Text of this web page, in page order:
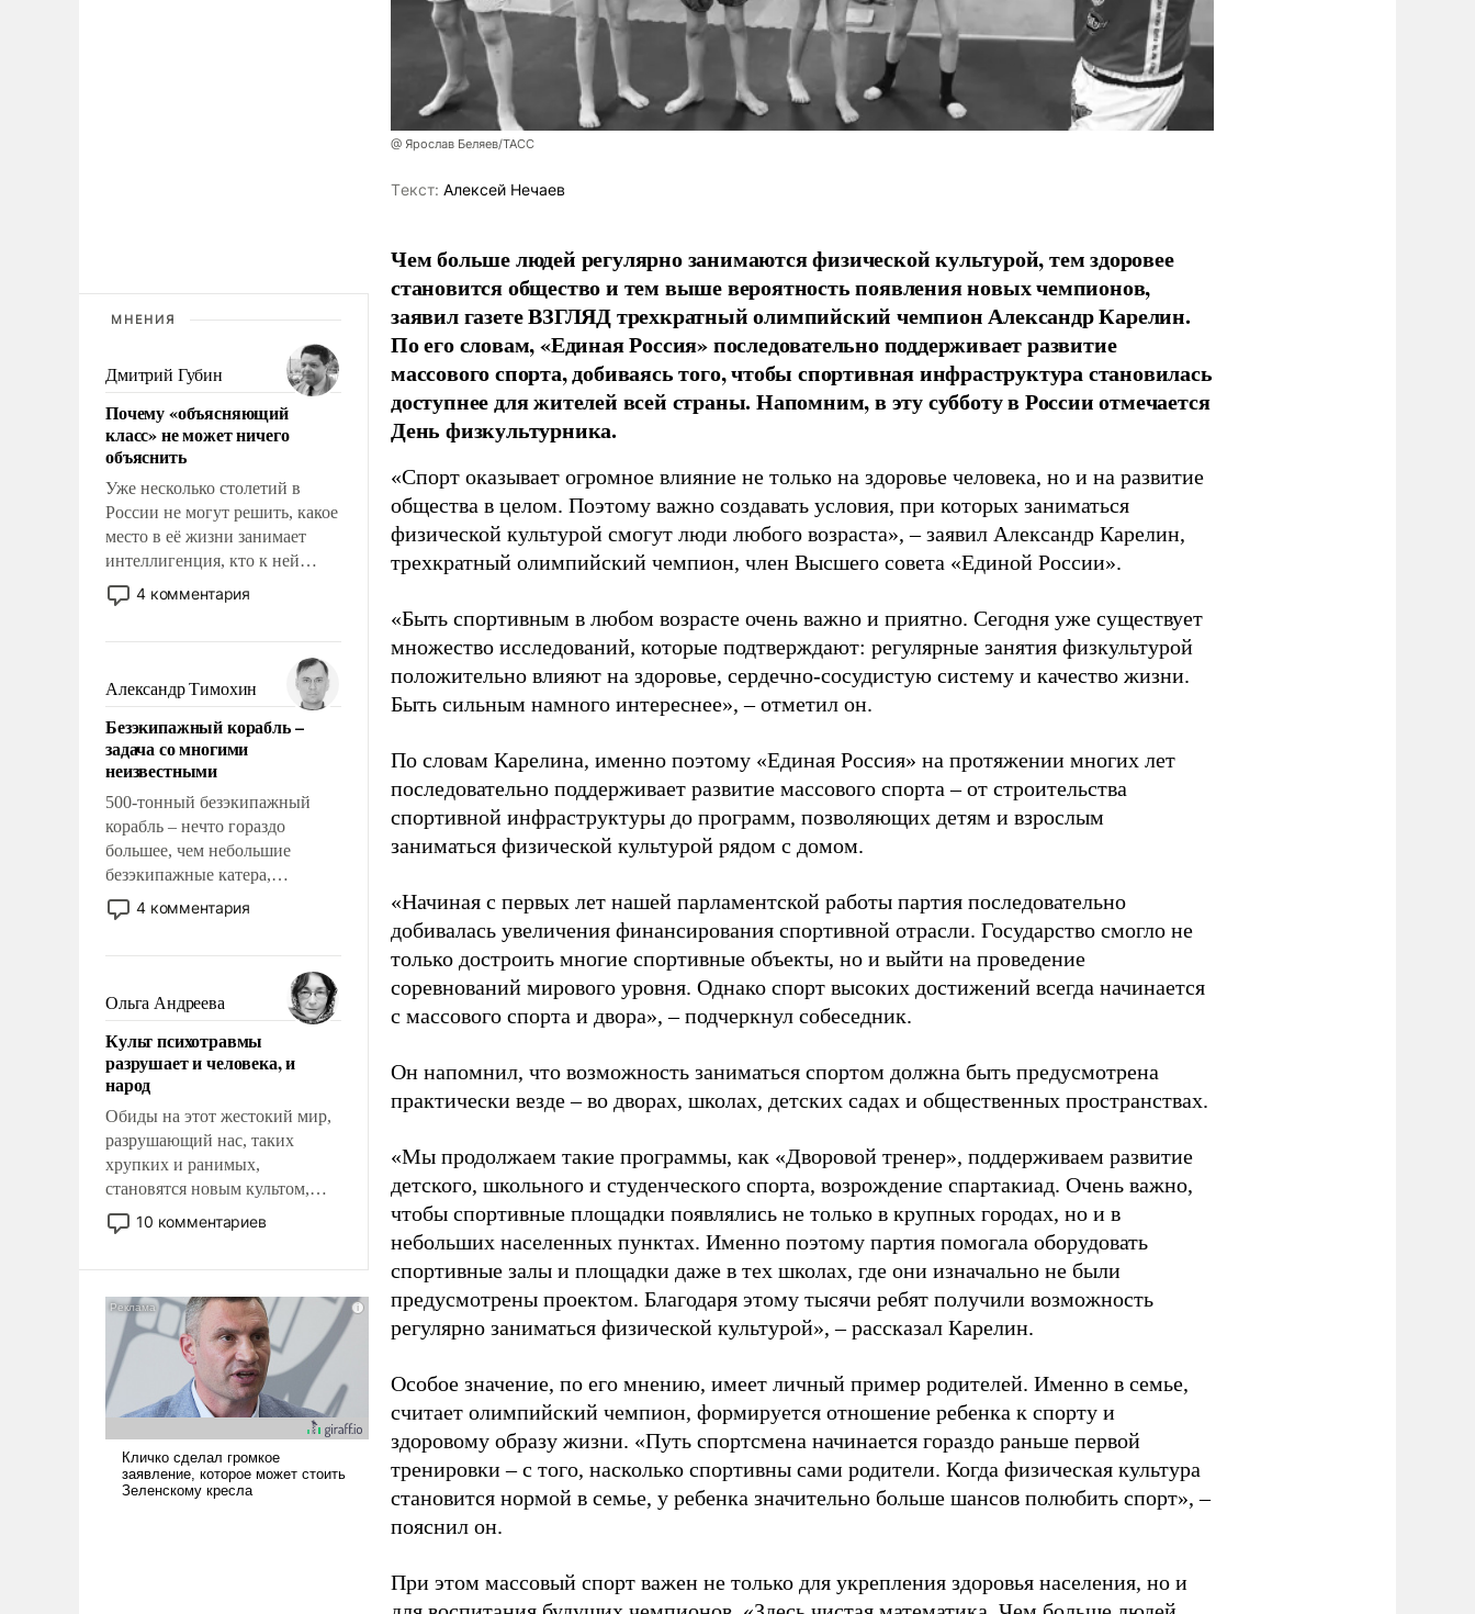
МНЕНИЯ
Дмитрий Губин
Почему «объясняющий
класс» не может ничего
объяснить
Уже несколько столетий в
России не могут решить, какое
место в её жизни занимает
интеллигенция, кто к ней
принадлежит, а кого из неё
исключили с правом
чем она отличается от просто
образованных людей. Иногда
казалось, что эти вопросы
решены раз и навсегда, но –
нет, не решены.
4 комментария
Александр Тимохин
Безэкипажный корабль –
задача со многими
неизвестными
500-тонный безэкипажный
корабль – нечто гораздо
большее, чем небольшие
безэкипажные катера,
применение которых уже
стало обыденностью. Задача по
сложна и амбициозна. Однако
и ее реализация радикально
поднимет наши боевые
возможности.
4 комментария
Ольга Андреева
Культ психотравмы
разрушает и человека, и
народ
Обиды на этот жестокий мир,
разрушающий нас, таких
хрупких и ранимых,
становятся новым культом,
постепенно вытесняя и
отменяя традиционное
ударами судьбы, брать на себя
ответственность, помогать
слабым, идти вперед и
адаптироваться.
10 комментариев
@ Ярослав Беляев/ТАСС
Tекст: Алексей Нечаев
Чем больше людей регулярно занимаются физической культурой, тем здоровее
становится общество и тем выше вероятность появления новых чемпионов,
заявил газете ВЗГЛЯД трехкратный олимпийский чемпион Александр Карелин.
По его словам, «Единая Россия» последовательно поддерживает развитие
массового спорта, добиваясь того, чтобы спортивная инфраструктура становилась
доступнее для жителей всей страны. Напомним, в эту субботу в России отмечается
День физкультурника.
«Спорт оказывает огромное влияние не только на здоровье человека, но и на развитие
общества в целом. Поэтому важно создавать условия, при которых заниматься
физической культурой смогут люди любого возраста», – заявил Александр Карелин,
трехкратный олимпийский чемпион, член Высшего совета «Единой России».
«Быть спортивным в любом возрасте очень важно и приятно. Сегодня уже существует
множество исследований, которые подтверждают: регулярные занятия физкультурой
положительно влияют на здоровье, сердечно-сосудистую систему и качество жизни.
Быть сильным намного интереснее», – отметил он.
По словам Карелина, именно поэтому «Единая Россия» на протяжении многих лет
последовательно поддерживает развитие массового спорта – от строительства
спортивной инфраструктуры до программ, позволяющих детям и взрослым
заниматься физической культурой рядом с домом.
«Начиная с первых лет нашей парламентской работы партия последовательно
добивалась увеличения финансирования спортивной отрасли. Государство смогло не
только достроить многие спортивные объекты, но и выйти на проведение
соревнований мирового уровня. Однако спорт высоких достижений всегда начинается
с массового спорта и двора», – подчеркнул собеседник.
Он напомнил, что возможность заниматься спортом должна быть предусмотрена
практически везде – во дворах, школах, детских садах и общественных пространствах.
«Мы продолжаем такие программы, как «Дворовой тренер», поддерживаем развитие
детского, школьного и студенческого спорта, возрождение спартакиад. Очень важно,
чтобы спортивные площадки появлялись не только в крупных городах, но и в
небольших населенных пунктах. Именно поэтому партия помогала оборудовать
спортивные залы и площадки даже в тех школах, где они изначально не были
предусмотрены проектом. Благодаря этому тысячи ребят получили возможность
регулярно заниматься физической культурой», – рассказал Карелин.
Особое значение, по его мнению, имеет личный пример родителей. Именно в семье,
считает олимпийский чемпион, формируется отношение ребенка к спорту и
здоровому образу жизни. «Путь спортсмена начинается гораздо раньше первой
тренировки – с того, насколько спортивны сами родители. Когда физическая культура
становится нормой в семье, у ребенка значительно больше шансов полюбить спорт», –
пояснил он.
При этом массовый спорт важен не только для укрепления здоровья населения, но и